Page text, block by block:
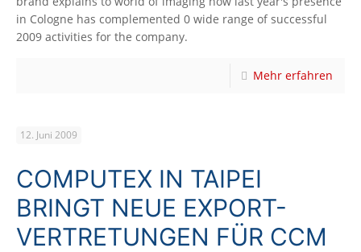
in Cologne has complemented 0 wide range of successful
2009 activities for the company.
Mehr erfahren
12. Juni 2009
COMPUTEX IN TAIPEI
BRINGT NEUE EXPORT-
VERTRETUNGEN FÜR CCM